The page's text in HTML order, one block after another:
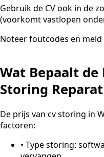
Gebruik de CV ook in de
(voorkomt vastlopen
Noteer foutcodes en
Wat Bepaalt de
Storing
De prijs van cv storing in
factoren:
• Type storing: